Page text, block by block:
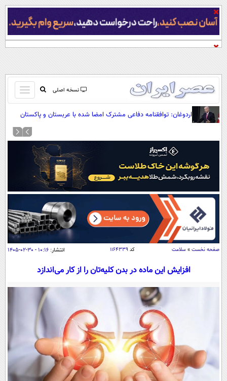
نسخه اصلی
باز
و
بسته
کردن
منو
صفحه اول
آرشیو
نظرسنجی
آب و هوا
اوقات شرعی
سواد زندگی
اقتصاد
اقتصادی
جامعه
حوادث
یک برش دانایی
محیط زیست
سفر و تفریح
بین الملل
فرهنگ و هنر
علم و دانش
فناوری و It
علمی
قرآن
گوناگون
اردوغان: توافقنامه دفاعی مشترک امضا شده با عربستان و پاکستان
صفحه نخست » سلامت کد ۱۱۶۴۳۳۹ انتشار: ۱۰:۱۶ - ۳۰-۰۲-۱۴۰۵
افزایش این ماده در بدن کلیه‌تان را از کار می‌اندازد